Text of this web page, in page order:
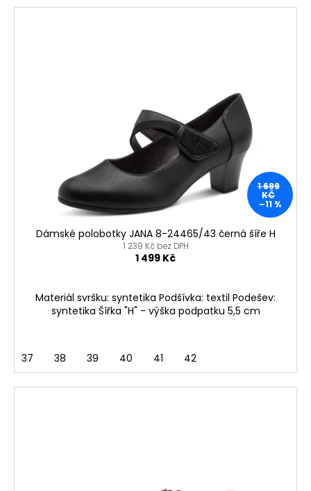
V
1 699
KČ
–11 %
Dámské polobotky JANA 8-24465/43 černá šíře H
1 239 Kč bez DPH
1 499 Kč
Materiál svršku: syntetika Podšívka: textil Podešev:
syntetika Šířka "H" - výška podpatku 5,5 cm
37 38 39 40 41 42